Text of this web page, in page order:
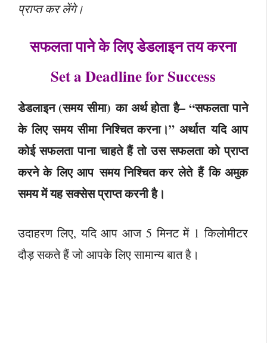
प्राप्त कर लेंगे।
सफलता पाने के लिए डेडलाइन तय करना
Set a Deadline for Success
डेडलाइन (समय सीमा) का अर्थ होता है– “सफलता पाने
के लिए समय सीमा निश्चित करना।” अर्थात यदि आप
कोई सफलता पाना चाहते हैं तो उस सफलता को प्राप्त
करने के लिए आप समय निश्चित कर लेते हैं कि अमुक
समय में यह सक्सेस प्राप्त करनी है।
उदाहरण लिए, यदि आप आज 5 मिनट में 1 किलोमीटर
दौड़ सकते हैं जो आपके लिए सामान्य बात है।